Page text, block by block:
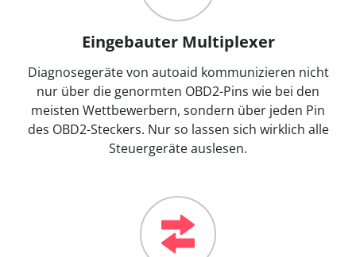
Eingebauter Multiplexer
Diagnosegeräte von autoaid kommunizieren nicht
nur über die genormten OBD2-Pins wie bei den
meisten Wettbewerbern, sondern über jeden Pin
des OBD2-Steckers. Nur so lassen sich wirklich alle
Steuergeräte auslesen.